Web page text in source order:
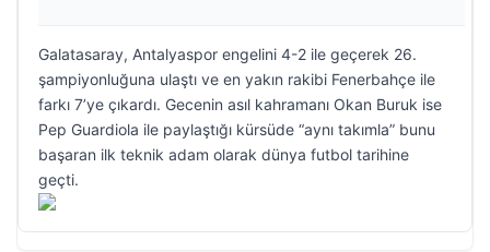
Galatasaray, Antalyaspor engelini 4-2 ile geçerek 26.
şampiyonluğuna ulaştı ve en yakın rakibi Fenerbahçe ile
farkı 7’ye çıkardı. Gecenin asıl kahramanı Okan Buruk ise
Pep Guardiola ile paylaştığı kürsüde “aynı takımla” bunu
başaran ilk teknik adam olarak dünya futbol tarihine
geçti.